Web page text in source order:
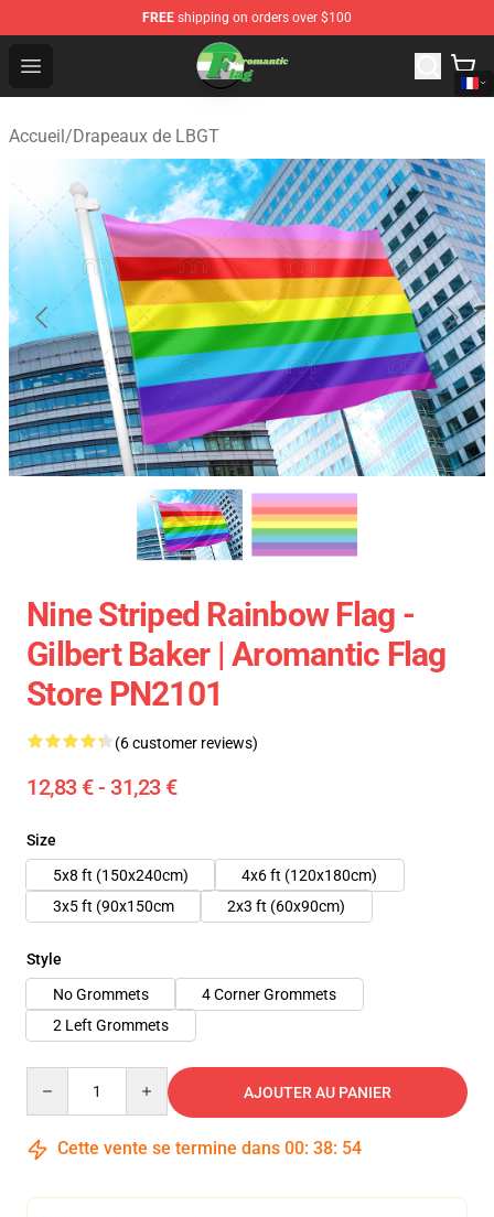
FREE shipping on orders over $100
Open menu
Aromantic Flag Shop - The Best Store of Aromantic Flag
Accueil/Drapeaux de LBGT
Nine Striped Rainbow Flag -
Gilbert Baker | Aromantic Flag
Store PN2101
(6 customer reviews)
12,83 € - 31,23 €
Size
5x8 ft (150x240cm)
4x6 ft (120x180cm)
3x5 ft (90x150cm
2x3 ft (60x90cm)
Style
No Grommets
4 Corner Grommets
2 Left Grommets
AJOUTER AU PANIER
Cette vente se termine dans 00: 38: 53